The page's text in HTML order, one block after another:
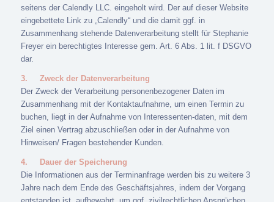
seitens der Calendly LLC. eingeholt wird. Der auf dieser Website
eingebettete Link zu „Calendly“ und die damit ggf. in
Zusammenhang stehende Datenverarbeitung stellt für Stephanie
Freyer ein berechtigtes Interesse gem. Art. 6 Abs. 1 lit. f DSGVO
dar.
3.
Zweck der Datenverarbeitung
Der Zweck der Verarbeitung personenbezogener Daten im
Zusammenhang mit der Kontaktaufnahme, um einen Termin zu
buchen, liegt in der Aufnahme von Interessenten-daten, mit dem
Ziel einen Vertrag abzuschließen oder in der Aufnahme von
Hinweisen/ Fragen bestehender Kunden.
4.
Dauer der Speicherung
Die Informationen aus der Terminanfrage werden bis zu weitere 3
Jahre nach dem Ende des Geschäftsjahres, indem der Vorgang